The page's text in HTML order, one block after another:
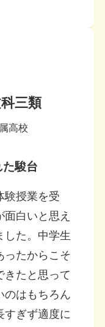
三類
高校
駿台
験授業を受
白いと思え
した。中学生
ったからこそ
きたと思って
のはもちろん
すぎず適度に